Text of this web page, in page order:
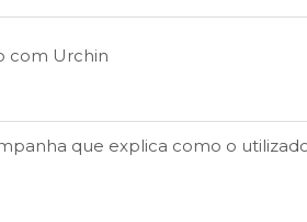
com Urchin
que explica como o